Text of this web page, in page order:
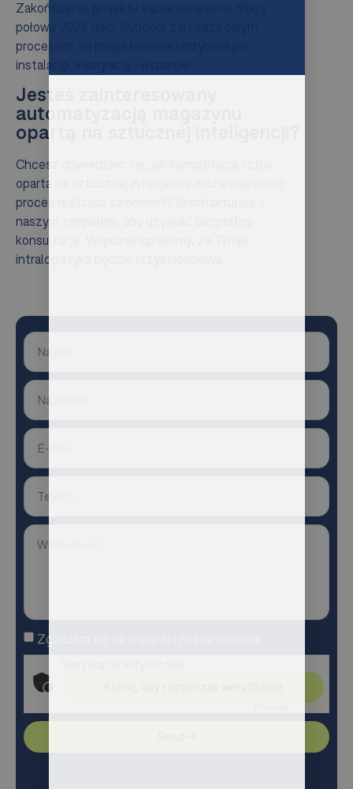
Zakończenie projektu zaplanowano na drugą
połowę 2025 roku. Syncore zarządza całym
procesem: od projektowania i inżynierii po
instalację, integrację i wsparcie.
Jesteś zainteresowany
automatyzacją magazynu
opartą na sztucznej inteligencji?
Chcesz dowiedzieć się, jak kompletacja sztuk
oparta na sztucznej inteligencji może usprawnić
proces realizacji zamówień? Skontaktuj się z
naszym zespołem, aby uzyskać bezpłatną
konsultację. Wspólnie sprawimy, że Twoja
intralogistyka będzie przyszłościowa.
Zgadzam się na warunki i postanowienia
Captcha ⇗